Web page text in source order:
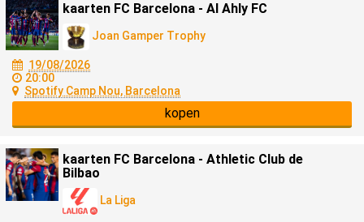
kaarten FC Barcelona - Al Ahly FC
Joan Gamper Trophy
19/08/2026
20:00
Spotify Camp Nou, Barcelona
kopen
kaarten FC Barcelona - Athletic Club de
Bilbao
La Liga